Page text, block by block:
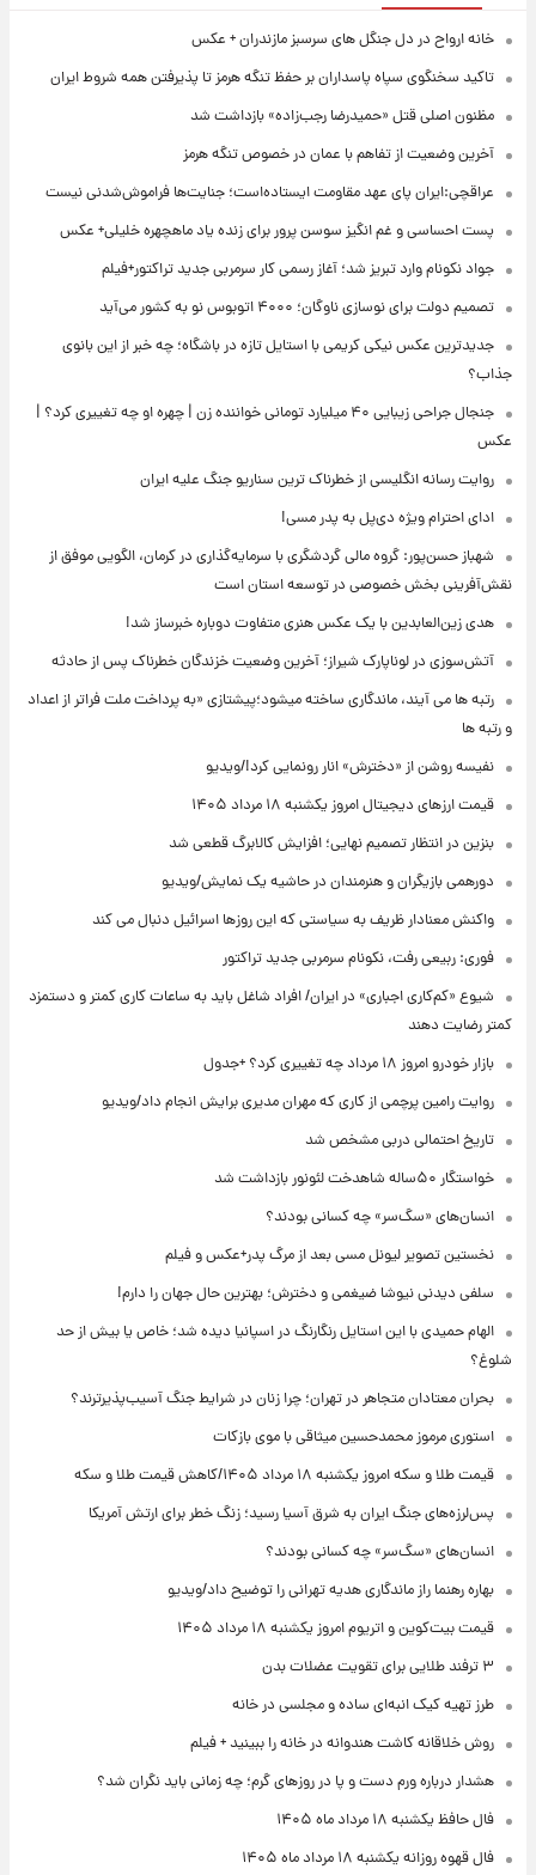
خانه ارواح در دل جنگل های سرسبز مازندران + عکس
تاکید سخنگوی سپاه پاسداران بر حفظ تنگه هرمز تا پذیرفتن همه شروط ایران
مظنون اصلی قتل «حمیدرضا رجب‌زاده» بازداشت شد
آخرین وضعیت از تفاهم با عمان در خصوص تنگه هرمز
عراقچی:ایران پای عهد مقاومت ایستاده‌است؛ جنایت‌ها فراموش‌شدنی نیست
پست احساسی و غم انگیز سوسن پرور برای زنده یاد ماهچهره خلیلی+ عکس
جواد نکونام وارد تبریز شد؛ آغاز رسمی کار سرمربی جدید تراکتور+فیلم
تصمیم دولت برای نوسازی ناوگان؛ ۴۰۰۰ اتوبوس نو به کشور می‌آید
جدیدترین عکس نیکی کریمی با استایل تازه در باشگاه؛ چه خبر از این بانوی
جذاب؟
جنجال جراحی زیبایی ۴۰ میلیارد تومانی خواننده زن | چهره او چه تغییری کرد؟ |
عکس
روایت رسانه انگلیسی از خطرناک ترین سناریو جنگ علیه ایران
ادای احترام ویژه دی‌پل به پدر مسی!
شهباز حسن‌پور: گروه مالی گردشگری با سرمایه‌گذاری در کرمان، الگویی موفق از
نقش‌آفرینی بخش خصوصی در توسعه استان است
هدی زین‌العابدین با یک عکس هنری متفاوت دوباره خبرساز شد!
آتش‌سوزی در لوناپارک شیراز؛ آخرین وضعیت خزندگان خطرناک پس از حادثه
رتبه ها می آیند، ماندگاری ساخته میشود؛پیشتازی «به پرداخت ملت فراتر از اعداد
و رتبه ها
نفیسه روشن از «دخترش» انار رونمایی کرد!/ویدیو
قیمت ارزهای دیجیتال امروز یکشنبه ۱۸ مرداد ۱۴۰۵
بنزین در انتظار تصمیم نهایی؛ افزایش کالابرگ قطعی شد
دورهمی بازیگران و هنرمندان در حاشیه یک نمایش/ویدیو
واکنش معنادار ظریف به سیاستی که این روزها اسرائیل دنبال می کند
فوری: ربیعی رفت، نکونام سرمربی جدید تراکتور
شیوع «کم‌کاری اجباری» در ایران/ افراد شاغل باید به ساعات کاری کمتر و دستمزد
کمتر رضایت دهند
بازار خودرو امروز ۱۸ مرداد چه تغییری کرد؟ +جدول
روایت رامین پرچمی از کاری که مهران مدیری برایش انجام داد/ویدیو
تاریخ احتمالی دربی مشخص شد
خواستگار ۵۰ساله شاهدخت لئونور بازداشت شد
انسان‌های «سگ‌سر» چه کسانی بودند؟
نخستین تصویر لیونل مسی بعد از مرگ پدر+عکس و فیلم
سلفی دیدنی نیوشا ضیغمی و دخترش؛ بهترین حال جهان را دارم!
الهام حمیدی با این استایل رنگارنگ در اسپانیا دیده شد؛ خاص یا بیش از حد
شلوغ؟
بحران معتادان متجاهر در تهران؛ چرا زنان در شرایط جنگ آسیب‌پذیرترند؟
استوری مرموز محمدحسین میثاقی با موی بازکات
قیمت طلا و سکه امروز یکشنبه ۱۸ مرداد ۱۴۰۵/کاهش قیمت طلا و سکه
پس‌لرزه‌های جنگ ایران به شرق آسیا رسید؛ زنگ خطر برای ارتش آمریکا
انسان‌های «سگ‌سر» چه کسانی بودند؟
بهاره رهنما راز ماندگاری هدیه تهرانی را توضیح داد/ویدیو
قیمت بیت‌کوین و اتریوم امروز یکشنبه ۱۸ مرداد ۱۴۰۵
۳ ترفند طلایی برای تقویت عضلات بدن
طرز تهیه کیک انبه‌ای ساده و مجلسی در خانه
روش خلاقانه کاشت هندوانه در خانه را ببینید + فیلم
هشدار درباره ورم دست و پا در روزهای گرم؛ چه زمانی باید نگران شد؟
فال حافظ یکشنبه ۱۸ مرداد ماه ۱۴۰۵
فال قهوه روزانه یکشنبه ۱۸ مرداد ماه ۱۴۰۵